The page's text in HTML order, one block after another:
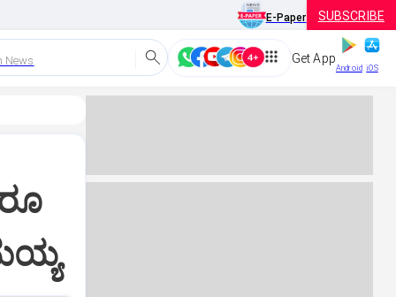
E-Paper SUBSCRIBE
News Get App
Android iOS